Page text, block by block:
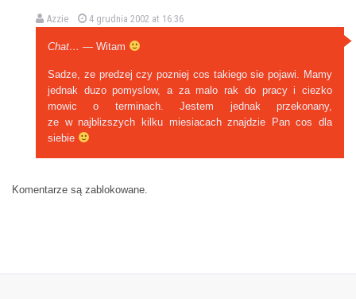
Azzie 4 grudnia 2002 at 16:36
Chat… — Witam
Sadze, ze predzej czy pozniej cos takiego sie pojawi. Mamy
jednak duzo pomyslow, a za malo rak do pracy i ciezko
mowic o terminach. Jestem jednak przekonany,
ze w najblizszych kilku miesiacach znajdzie Pan cos dla
siebie
Komentarze są zablokowane.